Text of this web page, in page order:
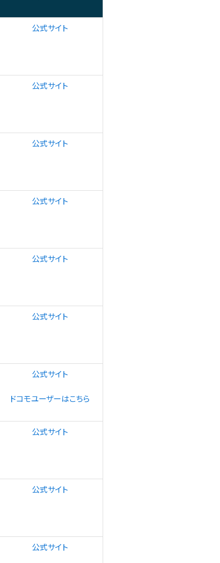
公式サイト
公式サイト
公式サイト
公式サイト
公式サイト
公式サイト
公式サイト
ドコモユーザーはこちら
公式サイト
公式サイト
公式サイト